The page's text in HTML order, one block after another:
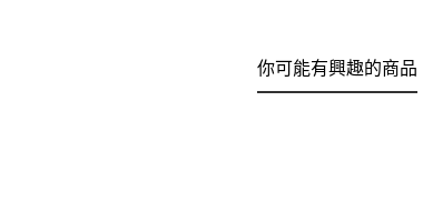
你可能有興趣的商品